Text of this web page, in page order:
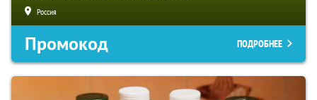
Россия
Промокод ПОДРОБНЕЕ